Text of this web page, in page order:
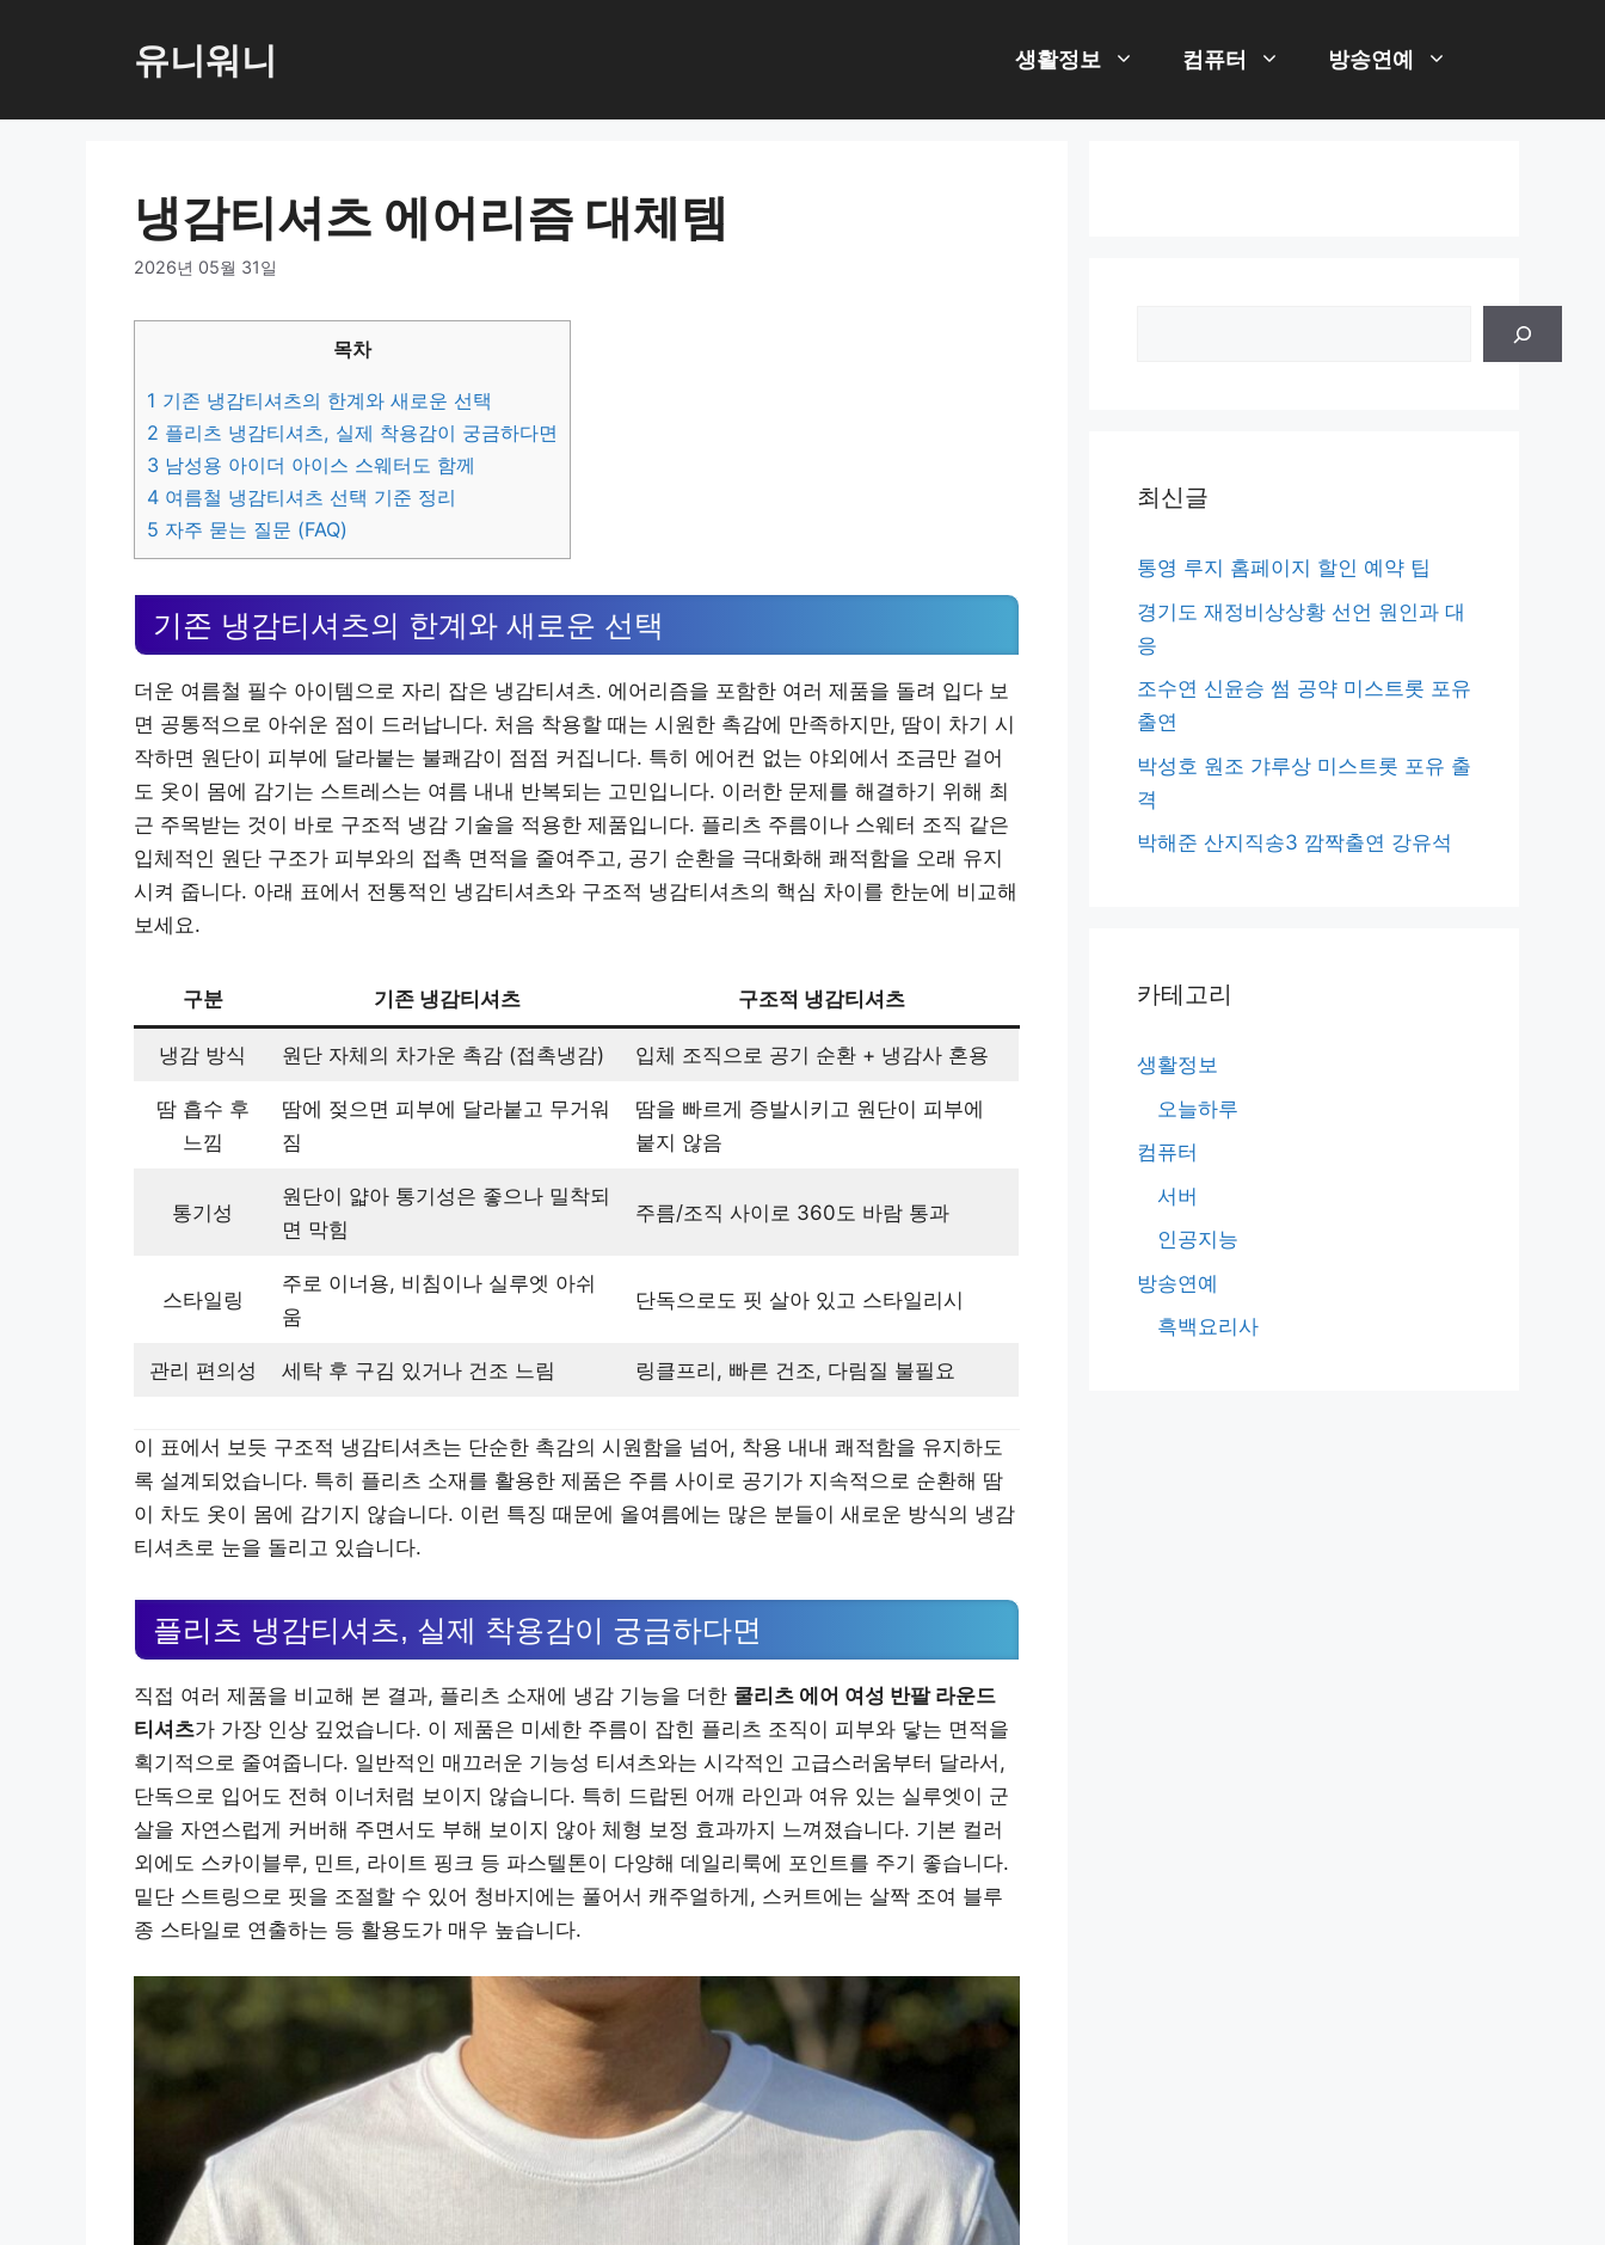
로
유니워니 생활정보 컴퓨터 방송연예
냉감티셔츠 에어리즘 대체템
2026년 05월 31일
목차
1 기존 냉감티셔츠의 한계와 새로운 선택
2 플리츠 냉감티셔츠, 실제 착용감이 궁금하다면
3 남성용 아이더 아이스 스웨터도 함께
4 여름철 냉감티셔츠 선택 기준 정리
5 자주 묻는 질문 (FAQ)
기존 냉감티셔츠의 한계와 새로운 선택
더운 여름철 필수 아이템으로 자리 잡은 냉감티셔츠. 에어리즘을 포함한 여러 제품을 돌려 입다 보
면 공통적으로 아쉬운 점이 드러납니다. 처음 착용할 때는 시원한 촉감에 만족하지만, 땀이 차기 시
작하면 원단이 피부에 달라붙는 불쾌감이 점점 커집니다. 특히 에어컨 없는 야외에서 조금만 걸어
도 옷이 몸에 감기는 스트레스는 여름 내내 반복되는 고민입니다. 이러한 문제를 해결하기 위해 최
근 주목받는 것이 바로 구조적 냉감 기술을 적용한 제품입니다. 플리츠 주름이나 스웨터 조직 같은
입체적인 원단 구조가 피부와의 접촉 면적을 줄여주고, 공기 순환을 극대화해 쾌적함을 오래 유지
시켜 줍니다. 아래 표에서 전통적인 냉감티셔츠와 구조적 냉감티셔츠의 핵심 차이를 한눈에 비교해
보세요.
구분 기존 냉감티셔츠 구조적 냉감티셔츠
냉감 방식 원단 자체의 차가운 촉감 (접촉냉감) 입체 조직으로 공기 순환 + 냉감사 혼용
땀 흡수 후
느낌
땀에 젖으면 피부에 달라붙고 무거워
짐
땀을 빠르게 증발시키고 원단이 피부에
붙지 않음
통기성
원단이 얇아 통기성은 좋으나 밀착되
면 막힘
주름/조직 사이로 360도 바람 통과
스타일링
주로 이너용, 비침이나 실루엣 아쉬
움
단독으로도 핏 살아 있고 스타일리시
관리 편의성 세탁 후 구김 있거나 건조 느림 링클프리, 빠른 건조, 다림질 불필요
이 표에서 보듯 구조적 냉감티셔츠는 단순한 촉감의 시원함을 넘어, 착용 내내 쾌적함을 유지하도
록 설계되었습니다. 특히 플리츠 소재를 활용한 제품은 주름 사이로 공기가 지속적으로 순환해 땀
이 차도 옷이 몸에 감기지 않습니다. 이런 특징 때문에 올여름에는 많은 분들이 새로운 방식의 냉감
티셔츠로 눈을 돌리고 있습니다.
플리츠 냉감티셔츠, 실제 착용감이 궁금하다면
직접 여러 제품을 비교해 본 결과, 플리츠 소재에 냉감 기능을 더한 쿨리츠 에어 여성 반팔 라운드
티셔츠가 가장 인상 깊었습니다. 이 제품은 미세한 주름이 잡힌 플리츠 조직이 피부와 닿는 면적을
획기적으로 줄여줍니다. 일반적인 매끄러운 기능성 티셔츠와는 시각적인 고급스러움부터 달라서,
단독으로 입어도 전혀 이너처럼 보이지 않습니다. 특히 드랍된 어깨 라인과 여유 있는 실루엣이 군
살을 자연스럽게 커버해 주면서도 부해 보이지 않아 체형 보정 효과까지 느껴졌습니다. 기본 컬러
외에도 스카이블루, 민트, 라이트 핑크 등 파스텔톤이 다양해 데일리룩에 포인트를 주기 좋습니다.
밑단 스트링으로 핏을 조절할 수 있어 청바지에는 풀어서 캐주얼하게, 스커트에는 살짝 조여 블루
종 스타일로 연출하는 등 활용도가 매우 높습니다.
최신글
통영 루지 홈페이지 할인 예약 팁
경기도 재정비상상황 선언 원인과 대
응
조수연 신윤승 썸 공약 미스트롯 포유
출연
박성호 원조 갸루상 미스트롯 포유 출
격
박해준 산지직송3 깜짝출연 강유석
카테고리
생활정보
오늘하루
컴퓨터
서버
인공지능
방송연예
흑백요리사